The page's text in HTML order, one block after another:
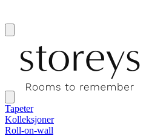
Tapeter
Kolleksjoner
Roll-on-wall